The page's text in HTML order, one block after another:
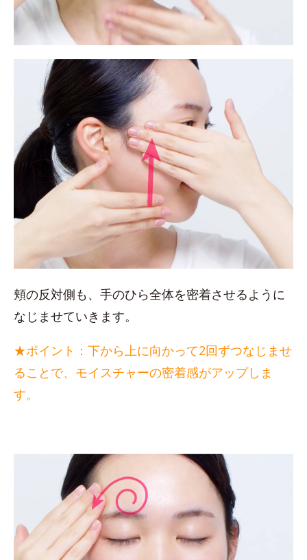
頬の反対側も、手のひら全体を密着させるように
なじませていきます。
★ポイント：下から上に向かって2回ずつなじませ
ることで、モイスチャーの密着感がアップしま
す。